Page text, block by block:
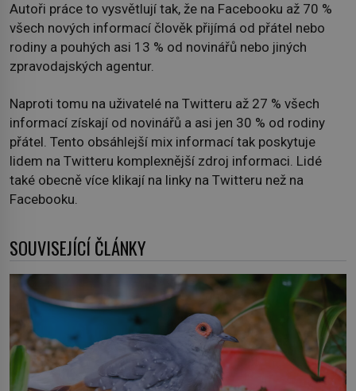
Autoři práce to vysvětlují tak, že na Facebooku až 70 %
všech nových informací člověk přijímá od přátel nebo
rodiny a pouhých asi 13 % od novinářů nebo jiných
zpravodajských agentur.
Naproti tomu na uživatelé na Twitteru až 27 % všech
informací získají od novinářů a asi jen 30 % od rodiny
přátel. Tento obsáhlejší mix informací tak poskytuje
lidem na Twitteru komplexnější zdroj informaci. Lidé
také obecně více klikají na linky na Twitteru než na
Facebooku.
SOUVISEJÍCÍ ČLÁNKY